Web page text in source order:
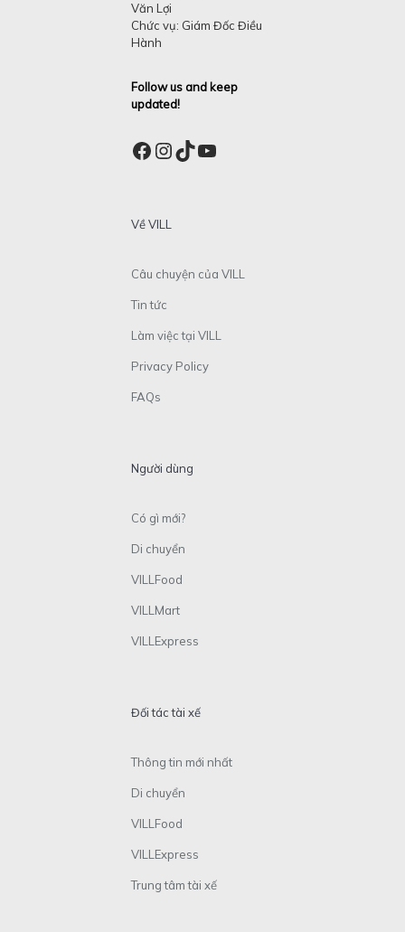
Văn Lợi
Chức vụ: Giám Đốc Điều
Hành
Follow us and keep
updated!
Facebook
Instagram
TikTok
YouTube
Về VILL
Câu chuyện của VILL
Tin tức
Làm việc tại VILL
Privacy Policy
FAQs
Người dùng
Có gì mới?
Di chuyển
VILLFood
VILLMart
VILLExpress
Đối tác tài xế
Thông tin mới nhất
Di chuyển
VILLFood
VILLExpress
Trung tâm tài xế